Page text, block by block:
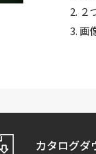
2. ２
3. 画
カタログダ